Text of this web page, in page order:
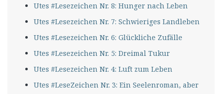
Utes #Lesezeichen Nr. 8: Hunger nach Leben
Utes #Lesezeichen Nr. 7: Schwieriges Landleben
Utes #Lesezeichen Nr. 6: Glückliche Zufälle
Utes #Lesezeichen Nr. 5: Dreimal Tukur
Utes #Lesezeichen Nr. 4: Luft zum Leben
Utes #LeseZeichen Nr. 3: Ein Seelenroman, aber